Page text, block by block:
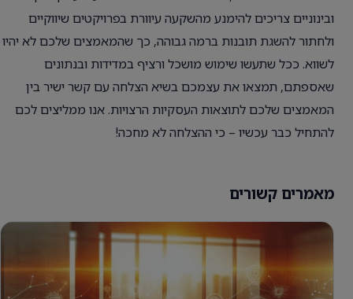
ובינוניים צריכים להימנע מהשקעה עיוורת בפרויקטים שיווקיים
ולחתור להשגת תובנות ברמה גבוהה, כך שהמאמצים שלכם לא יהיו
לשווא. ככל שתעשו שימוש מושכל ורציף במדידות ובנתונים
שאספתם, תמצאו את עצמכם בשיא הצלחה עם קשר ישיר בין
המאמצים שלכם לתוצאות העסקיות הרצויות. אנו ממליצים לכם
להתחיל כבר עכשיו – כי ההצלחה לא מחכה!
מאמרים קשורים